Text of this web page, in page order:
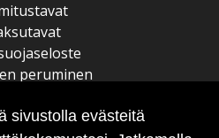
peruminen
sivustolla evästeitä